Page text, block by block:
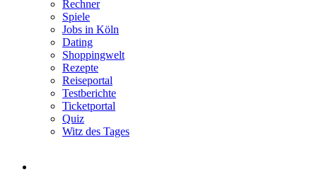
Rechner
Spiele
Jobs in Köln
Dating
Shoppingwelt
Rezepte
Reiseportal
Testberichte
Ticketportal
Quiz
Witz des Tages